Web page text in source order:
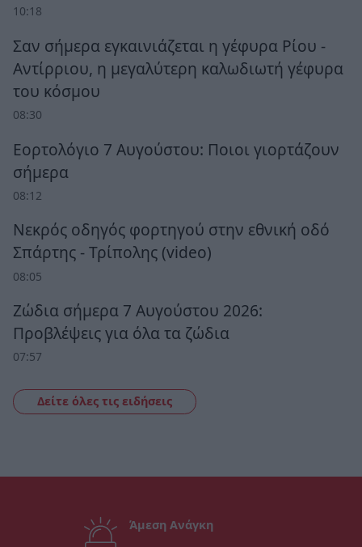
10:18
Σαν σήμερα εγκαινιάζεται η γέφυρα Ρίου -
Αντίρριου, η μεγαλύτερη καλωδιωτή γέφυρα
του κόσμου
08:30
Εορτολόγιο 7 Αυγούστου: Ποιοι γιορτάζουν
σήμερα
08:12
Νεκρός οδηγός φορτηγού στην εθνική οδό
Σπάρτης - Τρίπολης (video)
08:05
Ζώδια σήμερα 7 Αυγούστου 2026:
Προβλέψεις για όλα τα ζώδια
07:57
Δείτε όλες τις ειδήσεις
Άμεση Ανάγκη